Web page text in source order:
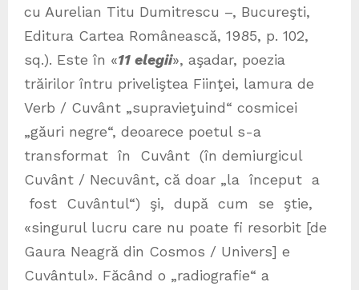
cu Aurelian Titu Dumitrescu –, Bucureşti,
Editura Cartea Românească, 1985, p. 102,
sq.). Este în «11 elegii», aşadar, poezia
trăirilor întru priveliştea Fiinţei, lamura de
Verb / Cuvânt „supravieţuind“ cosmicei
„găuri negre“, deoarece poetul s-a
transformat în Cuvânt (în demiurgicul
Cuvȃnt / Necuvȃnt, că doar „la început a
fost Cuvântul“) şi, după cum se ştie,
«singurul lucru care nu poate fi resorbit [de
Gaura Neagră din Cosmos / Univers] e
Cuvântul». Făcând o „radiografie“ a